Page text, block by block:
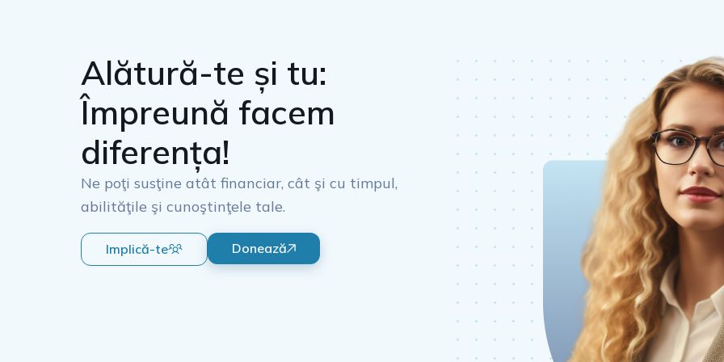
Alătură-te și tu:
Împreună facem
diferența!
Ne poţi susţine atât financiar, cât şi cu timpul,
abilităţile şi cunoştinţele tale.
Implică-te Donează